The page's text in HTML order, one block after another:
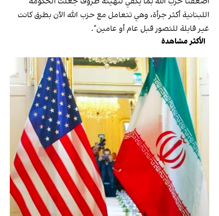
اللبنانية أكثر جرأة، وهي تتعامل مع حزب الله الآن بطرق كانت
غير قابلة للتصور قبل عام أو عامين".
الأكثر مشاهدة